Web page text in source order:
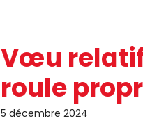
Vœu
roule
5 décembre 2024